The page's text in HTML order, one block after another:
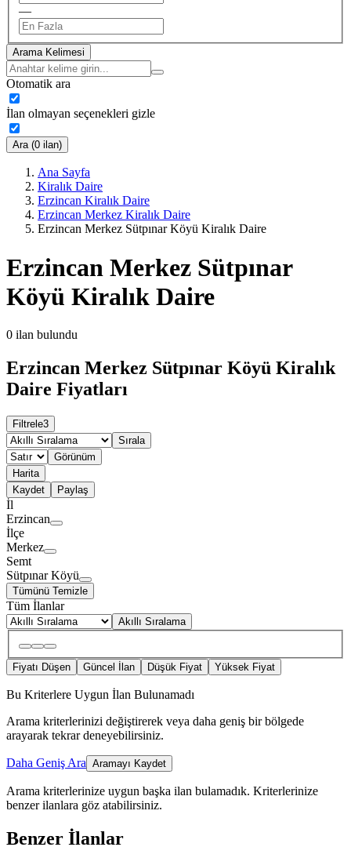
—
Arama Kelimesi
Otomatik ara
İlan olmayan seçenekleri gizle
Ara (0 ilan)
Ana Sayfa
Kiralık Daire
Erzincan Kiralık Daire
Erzincan Merkez Kiralık Daire
Erzincan Merkez Sütpınar Köyü Kiralık Daire
Erzincan Merkez Sütpınar
Köyü Kiralık Daire
0 ilan bulundu
Erzincan Merkez Sütpınar Köyü Kiralık
Daire Fiyatları
Filtrele3
Sırala
Görünüm
Harita
Kaydet
Paylaş
İl
Erzincan
İlçe
Merkez
Semt
Sütpınar Köyü
Tümünü Temizle
Tüm İlanlar
Akıllı Sıralama
Fiyatı Düşen Güncel İlan Düşük Fiyat Yüksek Fiyat
Bu Kriterlere Uygun İlan Bulunamadı
Arama kriterlerinizi değiştirerek veya daha geniş bir bölgede
arayarak tekrar deneyebilirsiniz.
Daha Geniş Ara Aramayı Kaydet
Arama kriterlerinize uygun başka ilan bulamadık. Kriterlerinize
benzer ilanlara göz atabilirsiniz.
Benzer İlanlar